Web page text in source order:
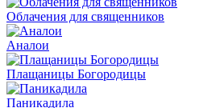
Облачения для священников
Аналои
Плащаницы Богородицы
Паникадила